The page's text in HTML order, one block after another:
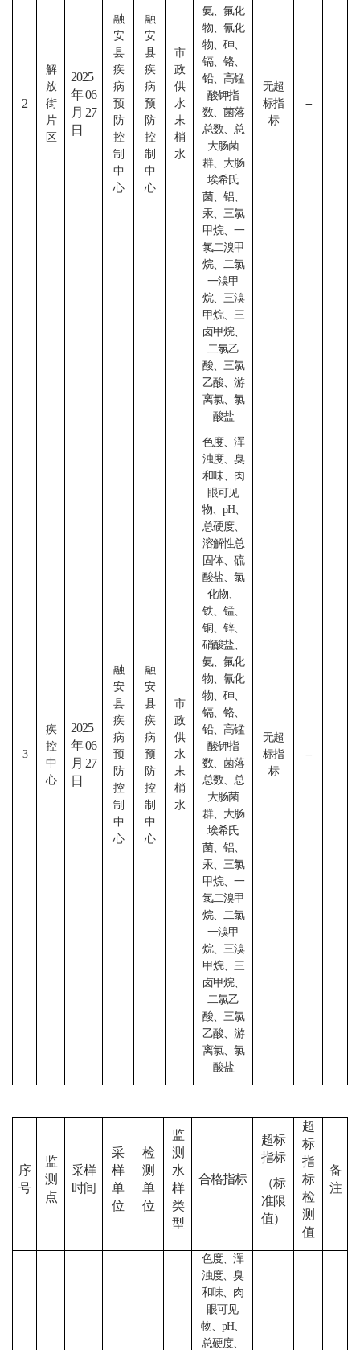
2
解
放
街
片
区
2025
年06
月27
日
融
安
县
疾
病
预
防
控
制
中
心
融
安
县
疾
病
预
防
控
制
中
心
市
政
供
水
末
梢
水
氨、氟化
物、氰化
物、砷、
镉、铬、
铅、高锰
酸钾指
数、菌落
总数、总
大肠菌
群、大肠
埃希氏
菌、铝、
汞、三氯
甲烷、一
氯二溴甲
烷、二氯
一溴甲
烷、三溴
甲烷、三
卤甲烷、
二氯乙
酸、三氯
乙酸、游
离氯、氯
酸盐
无超
标指
标
--
3
疾
控
中
心
2025
年06
月27
日
融
安
县
疾
病
预
防
控
制
中
心
融
安
县
疾
病
预
防
控
制
中
心
市
政
供
水
末
梢
水
色度、浑
浊度、臭
和味、肉
眼可见
物、 pH、
总硬度、
溶解性总
固体、硫
酸盐、氯
化物、
铁、锰、
铜、锌、
硝酸盐、
氨、氟化
物、氰化
物、砷、
镉、铬、
铅、高锰
酸钾指
数、菌落
总数、总
大肠菌
群、大肠
埃希氏
菌、铝、
汞、三氯
甲烷、一
氯二溴甲
烷、二氯
一溴甲
烷、三溴
甲烷、三
卤甲烷、
二氯乙
酸、三氯
乙酸、游
离氯、氯
酸盐
无超
标指
标
--
序
号
监
测
点
采样
时间
采
样
单
位
检
测
单
位
监
测
水
样
类
型
合格指标
超标
指标
（标
准限
值）
超
标
指
标
检
测
值
备
注
色度、浑
浊度、臭
和味、肉
眼可见
物、 pH、
总硬度、